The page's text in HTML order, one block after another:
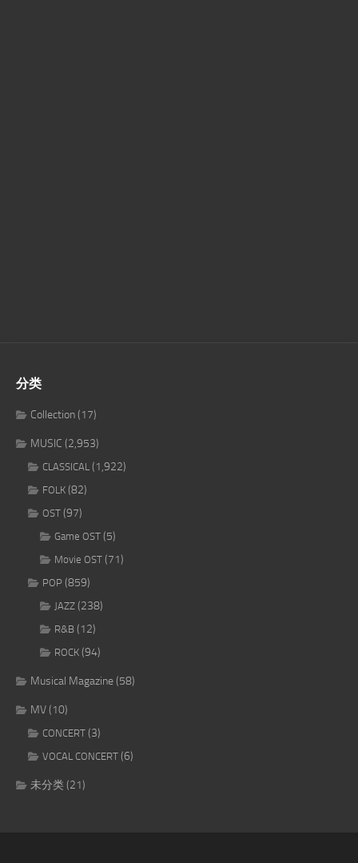
分类
Collection(17)
MUSIC (2,953)
CLASSICAL (1,922)
FOLK (82)
OST (97)
Game OST (5)
Movie OST (71)
POP (859)
JAZZ (238)
R&B (12)
ROCK (94)
Musical Magazine(58)
MV(10)
CONCERT (3)
VOCAL CONCERT (6)
未分类(21)